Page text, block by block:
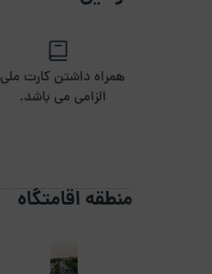
همراه داشتن کارت ملی
الزامی می باشد.
منطقه اقامتگاه